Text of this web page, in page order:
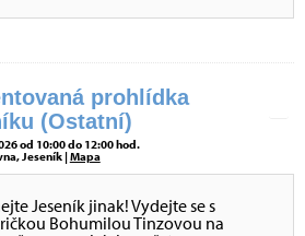
prohlídka
(Ostatní)
od 10:00 do 12:00 hod.
Jeseník |Mapa
Jeseník jinak! Vydejte se s
Bohumilou Tinzovou na